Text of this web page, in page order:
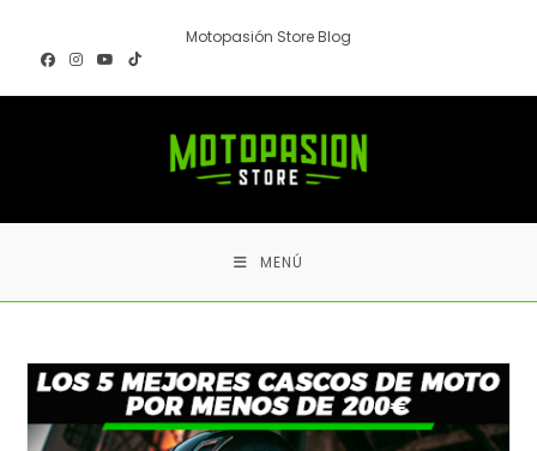
contenido
Motopasión Store Blog
MENÚ